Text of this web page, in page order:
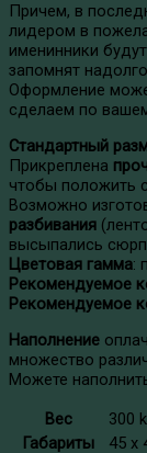
Причем, в
лидером в
именинники
запомнят
Оформление
сделаем по
Стандартный
Прикреплена
чтобы положить
Возможно
разбивания
высыпались
Цветовая гамма:
Рекомендуемое
Рекомендуемое
Наполнение
множество
Можете
Вес
300
Габариты
45 x